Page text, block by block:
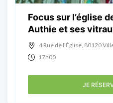
Focus sur l’église
Authie et ses
4 Rue de l'Église, 80120
17h00
JE